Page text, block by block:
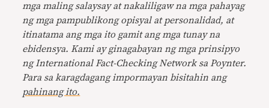
mga maling salaysay at nakaliligaw na mga pahayag
ng mga pampublikong opisyal at personalidad, at
itinatama ang mga ito gamit ang mga tunay na
ebidensya. Kami ay ginagabayan ng mga prinsipyo
ng International Fact-Checking Network sa Poynter.
Para sa karagdagang impormayan bisitahin ang
pahinang ito.